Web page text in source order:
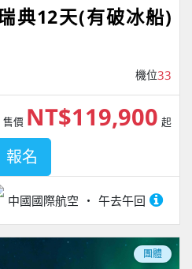
典12天(有破冰船)
機位33
中國國際航空 午去午回
售價 NT$119,900 起
報名
團體